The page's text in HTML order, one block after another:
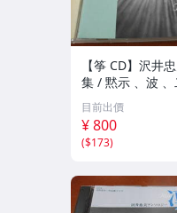
【筝 CD】沢井
集 / 黙示 、波 、
、箏二重奏ソナ
邦 、入野義朗 、
(1971/1973/1976)
目前出價
¥ 800
($173)